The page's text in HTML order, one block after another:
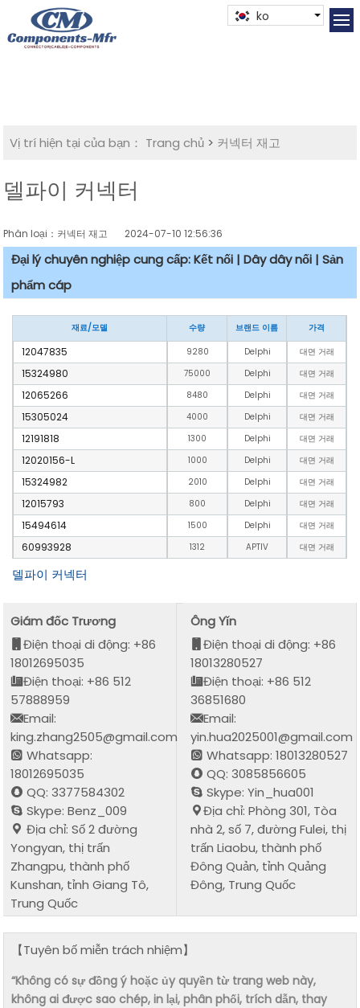
ko
Vị trí hiện tại của bạn： Trang chủ > 커넥터 재고
델파이 커넥터
Phân loại：커넥터 재고 2024-07-10 12:56:36
Đại lý chuyên nghiệp cung cấp: Kết nối | Dây dây nối | Sản
phẩm cáp
재료/모델 수량 브랜드 이름 가격
12047835 9280 Delphi 대면 거래
15324980 75000 Delphi 대면 거래
12065266 8480 Delphi 대면 거래
15305024 4000 Delphi 대면 거래
12191818 1300 Delphi 대면 거래
12020156-L 1000 Delphi 대면 거래
15324982 2010 Delphi 대면 거래
12015793 800 Delphi 대면 거래
15494614 1500 Delphi 대면 거래
60993928 1312 APTIV 대면 거래
델파이 커넥터
Giám đốc Trương
Điện thoại di động: +86
18012695035
Điện thoại: +86 512
57888959
Email:
king.zhang2505@gmail.com
Whatsapp:
18012695035
QQ: 3377584302
Skype: Benz_009
Địa chỉ: Số 2 đường
Yongyan, thị trấn
Zhangpu, thành phố
Kunshan, tỉnh Giang Tô,
Trung Quốc
Ông Yǐn
Điện thoại di động: +86
18013280527
Điện thoại: +86 512
36851680
Email:
yin.hua2025001@gmail.com
Whatsapp: 18013280527
QQ: 3085856605
Skype: Yin_hua001
Địa chỉ: Phòng 301, Tòa
nhà 2, số 7, đường Fulei, thị
trấn Liaobu, thành phố
Đông Quản, tỉnh Quảng
Đông, Trung Quốc
【Tuyên bố miễn trách nhiệm】
“Không có sự đồng ý hoặc ủy quyền từ trang web này,
không ai được sao chép, in lại, phân phối, trích dẫn, thay